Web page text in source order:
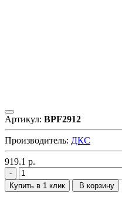
Артикул: BPF2912
Производитель: ДКС
919.1 р.
Купить в 1 клик В корзину